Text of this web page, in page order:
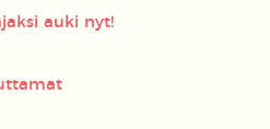
auki nyt!